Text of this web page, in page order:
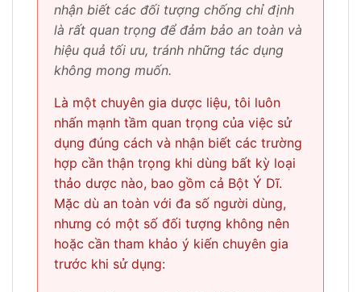
nhận biết các đối tượng chống chỉ định
là rất quan trọng để đảm bảo an toàn và
hiệu quả tối ưu, tránh những tác dụng
không mong muốn.
Là một chuyên gia dược liệu, tôi luôn
nhấn mạnh tầm quan trọng của việc sử
dụng đúng cách và nhận biết các trường
hợp cần thận trọng khi dùng bất kỳ loại
thảo dược nào, bao gồm cả Bột Ý Dĩ.
Mặc dù an toàn với đa số người dùng,
nhưng có một số đối tượng không nên
hoặc cần tham khảo ý kiến chuyên gia
trước khi sử dụng: